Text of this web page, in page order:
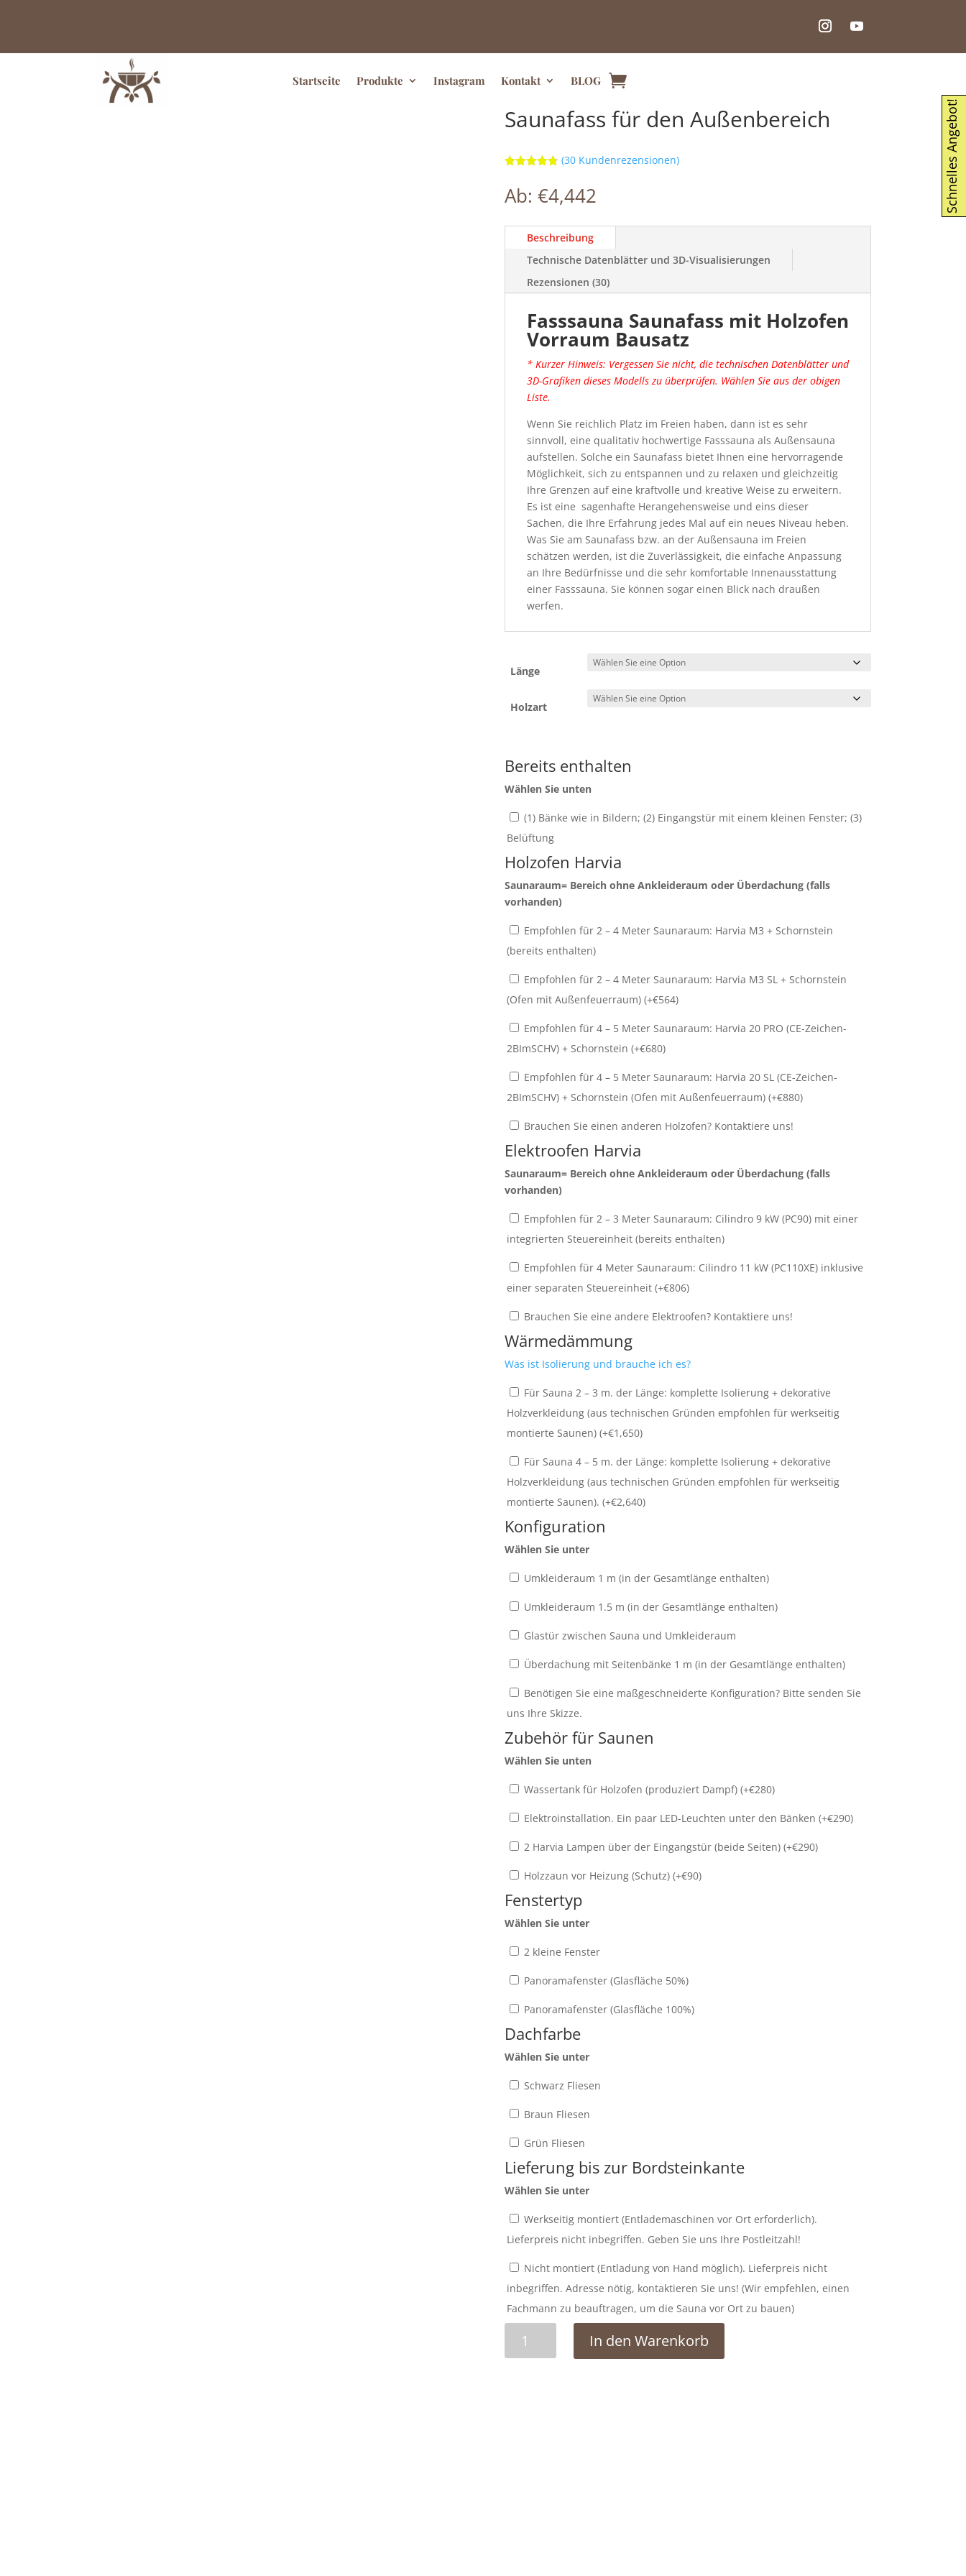
Startseite Produkte Instagram Kontakt BLOG
Sehr beliebt!
Saunafass für den Außenbereich
von 5,
basierend
Kundenbew
ertungen
(30 Kundenrezensionen)
Ab: €4,442
Beschreibung
Technische Datenblätter und 3D-Visualisierungen
Rezensionen (30)
Fasssauna Saunafass mit Holzofen
Vorraum Bausatz
* Kurzer Hinweis: Vergessen Sie nicht, die technischen Datenblätter und
3D-Grafiken dieses Modells zu überprüfen. Wählen Sie aus der obigen
Liste.
Wenn Sie reichlich Platz im Freien haben, dann ist es sehr
sinnvoll, eine qualitativ hochwertige Fasssauna als Außensauna
aufstellen. Solche ein Saunafass bietet Ihnen eine hervorragende
Möglichkeit, sich zu entspannen und zu relaxen und gleichzeitig
Ihre Grenzen auf eine kraftvolle und kreative Weise zu erweitern.
Es ist eine sagenhafte Herangehensweise und eins dieser
Sachen, die Ihre Erfahrung jedes Mal auf ein neues Niveau heben.
Was Sie am Saunafass bzw. an der Außensauna im Freien
schätzen werden, ist die Zuverlässigkeit, die einfache Anpassung
an Ihre Bedürfnisse und die sehr komfortable Innenausstattung
einer Fasssauna. Sie können sogar einen Blick nach draußen
werfen.
Länge
Holzart
Bereits enthalten
Wählen Sie unten
(1) Bänke wie in Bildern; (2) Eingangstür mit einem kleinen Fenster; (3)
Belüftung
Holzofen Harvia
Saunaraum= Bereich ohne Ankleideraum oder Überdachung (falls
vorhanden)
Empfohlen für 2 – 4 Meter Saunaraum: Harvia M3 + Schornstein
(bereits enthalten)
Empfohlen für 2 – 4 Meter Saunaraum: Harvia M3 SL + Schornstein
(Ofen mit Außenfeuerraum) (+€564)
Empfohlen für 4 – 5 Meter Saunaraum: Harvia 20 PRO (CE-Zeichen-
2BImSCHV) + Schornstein (+€680)
Empfohlen für 4 – 5 Meter Saunaraum: Harvia 20 SL (CE-Zeichen-
2BImSCHV) + Schornstein (Ofen mit Außenfeuerraum) (+€880)
Brauchen Sie einen anderen Holzofen? Kontaktiere uns!
Elektroofen Harvia
Saunaraum= Bereich ohne Ankleideraum oder Überdachung (falls
vorhanden)
Empfohlen für 2 – 3 Meter Saunaraum: Cilindro 9 kW (PC90) mit einer
integrierten Steuereinheit (bereits enthalten)
Empfohlen für 4 Meter Saunaraum: Cilindro 11 kW (PC110XE) inklusive
einer separaten Steuereinheit (+€806)
Brauchen Sie eine andere Elektroofen? Kontaktiere uns!
Wärmedämmung
Was ist Isolierung und brauche ich es?
Für Sauna 2 – 3 m. der Länge: komplette Isolierung + dekorative
Holzverkleidung (aus technischen Gründen empfohlen für werkseitig
montierte Saunen) (+€1,650)
Für Sauna 4 – 5 m. der Länge: komplette Isolierung + dekorative
Holzverkleidung (aus technischen Gründen empfohlen für werkseitig
montierte Saunen). (+€2,640)
Konfiguration
Wählen Sie unter
Umkleideraum 1 m (in der Gesamtlänge enthalten)
Umkleideraum 1.5 m (in der Gesamtlänge enthalten)
Glastür zwischen Sauna und Umkleideraum
Überdachung mit Seitenbänke 1 m (in der Gesamtlänge enthalten)
Benötigen Sie eine maßgeschneiderte Konfiguration? Bitte senden Sie
uns Ihre Skizze.
Zubehör für Saunen
Wählen Sie unten
Wassertank für Holzofen (produziert Dampf) (+€280)
Elektroinstallation. Ein paar LED-Leuchten unter den Bänken (+€290)
2 Harvia Lampen über der Eingangstür (beide Seiten) (+€290)
Holzzaun vor Heizung (Schutz) (+€90)
Fenstertyp
Wählen Sie unter
2 kleine Fenster
Panoramafenster (Glasfläche 50%)
Panoramafenster (Glasfläche 100%)
Dachfarbe
Wählen Sie unter
Schwarz Fliesen
Braun Fliesen
Grün Fliesen
Lieferung bis zur Bordsteinkante
Wählen Sie unter
Werkseitig montiert (Entlademaschinen vor Ort erforderlich).
Lieferpreis nicht inbegriffen. Geben Sie uns Ihre Postleitzahl!
Nicht montiert (Entladung von Hand möglich). Lieferpreis nicht
inbegriffen. Adresse nötig, kontaktieren Sie uns! (Wir empfehlen, einen
Fachmann zu beauftragen, um die Sauna vor Ort zu bauen)
In den Warenkorb
Schnelles Angebot!